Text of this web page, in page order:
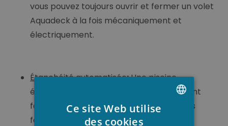
vous pouvez toujours ouvrir et fermer un volet
Aquadeck à la fois mécaniquement et
électriquement.
Étanchéité automatisée:Une piscine
élégante grâce à Aquadeck les volets sont
faits de lames de haute qualité. Les lames
forment un coffre-fort, élégant et une
Ce site Web utilise
des cookies